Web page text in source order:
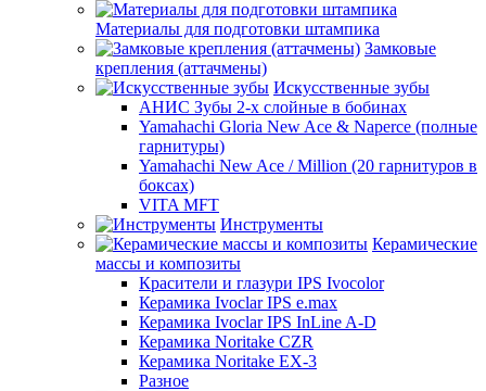
Материалы для подготовки штампика
Замковые
крепления (аттачмены)
Искусственные зубы
АНИС Зубы 2-х слойные в бобинах
Yamahachi Gloria New Ace & Naperce (полные
гарнитуры)
Yamahachi New Ace / Million (20 гарнитуров в
боксах)
VITA MFT
Инструменты
Керамические
массы и композиты
Красители и глазури IPS Ivocolor
Керамика Ivoclar IPS e.max
Керамика Ivoclar IPS InLine A-D
Керамика Noritake CZR
Керамика Noritake EX-3
Разное